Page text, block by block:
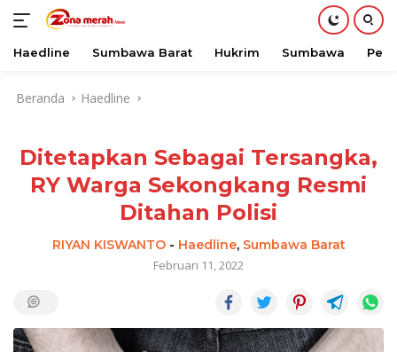
Haedline Sumbawa Barat Hukrim Sumbawa
Beranda Haedline
Ditetapkan Sebagai Tersangka,
RY Warga Sekongkang Resmi
Ditahan Polisi
RIYAN KISWANTO- Haedline, Sumbawa Barat
Februari 11, 2022